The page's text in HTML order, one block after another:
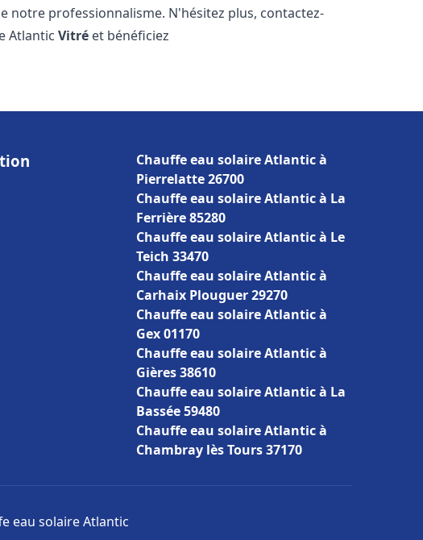
notre professionnalisme. N'hésitez plus, contactez-
AtlanticVitré et bénéficiez
Chauffe eau solaire Atlantic à
Pierrelatte 26700
Chauffe eau solaire Atlantic à La
Ferrière 85280
Chauffe eau solaire Atlantic à Le
Teich 33470
Chauffe eau solaire Atlantic à
Carhaix Plouguer 29270
Chauffe eau solaire Atlantic à
Gex 01170
Chauffe eau solaire Atlantic à
Gières 38610
Chauffe eau solaire Atlantic à La
Bassée 59480
Chauffe eau solaire Atlantic à
Chambray lès Tours 37170
eau solaire Atlantic